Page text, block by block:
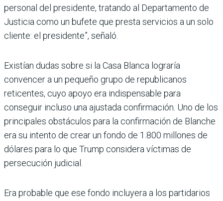
personal del presidente, tratando al Departamento de
Justicia como un bufete que presta servicios a un solo
cliente: el presidente”, señaló.
Existían dudas sobre si la Casa Blanca lograría
convencer a un pequeño grupo de republicanos
reticentes, cuyo apoyo era indispensable para
conseguir incluso una ajustada confirmación. Uno de los
principales obstáculos para la confirmación de Blanche
era su intento de crear un fondo de 1.800 millones de
dólares para lo que Trump considera víctimas de
persecución judicial.
Era probable que ese fondo incluyera a los partidarios